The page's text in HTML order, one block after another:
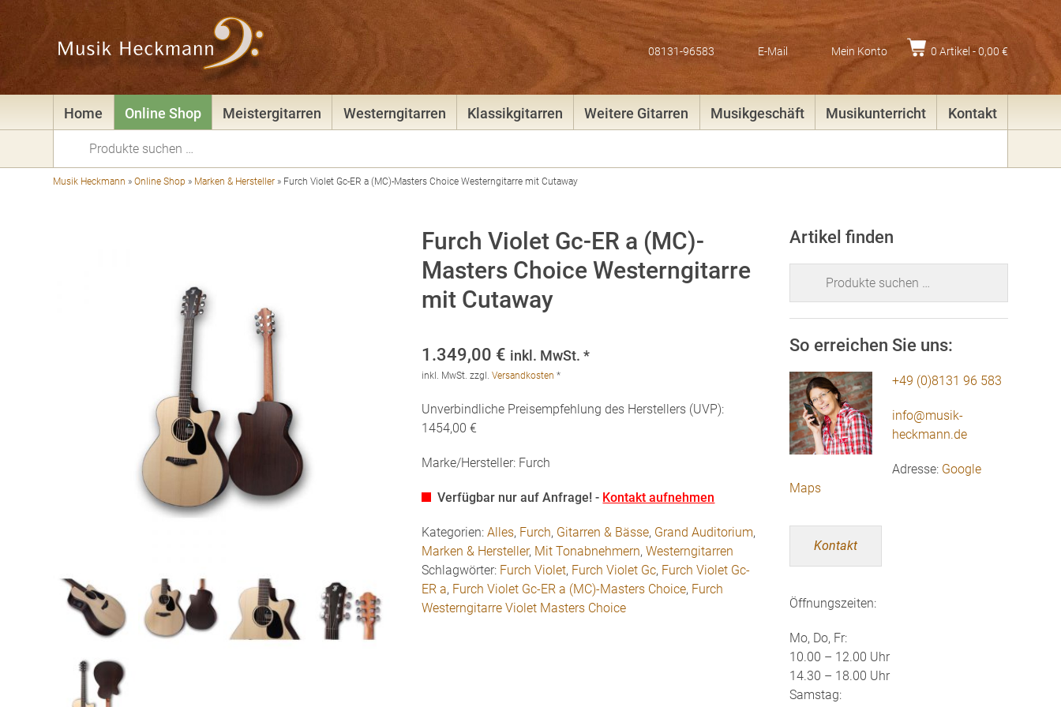
08131-96583 E-Mail Mein Konto 0 Artikel -0,00 €
Home Online Shop Meistergitarren Westerngitarren Klassikgitarren Weitere Gitarren Musikgeschäft Musikunterricht Kontakt
Musik Heckmann »Online Shop » Marken & Hersteller » Furch Violet Gc-ER a (MC)-Masters Choice Westerngitarre mit Cutaway
Furch Violet Gc-ER a (MC)-
Masters Choice Westerngitarre
mit Cutaway
1.349,00 € inkl. MwSt. *
inkl. MwSt. zzgl.Versandkosten *
Unverbindliche Preisempfehlung des Herstellers (UVP):
1454,00 €
Marke/Hersteller: Furch
Verfügbar nur auf Anfrage! - Kontakt aufnehmen
Kategorien:Alles, Furch, Gitarren & Bässe, Grand Auditorium,
Marken & Hersteller, Mit Tonabnehmern,Westerngitarren
Schlagwörter: Furch Violet, Furch Violet Gc, Furch Violet Gc-
ER a, Furch Violet Gc-ER a (MC)-Masters Choice, Furch
Westerngitarre Violet Masters Choice
Artikel finden
So erreichen Sie uns:
+49 (0)8131 96 583
info@musik-
heckmann.de
Adresse: Google
Maps
Kontakt
Öffnungszeiten:
Mo, Do, Fr:
10.00 – 12.00 Uhr
14.30 – 18.00 Uhr
Samstag: